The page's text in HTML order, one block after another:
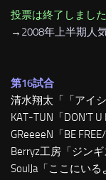
投票は終了しました
→ 2008年上半期人
第16試合
清水翔太「「アイシ
KAT-TUN「DON’T U
GReeeeN「BE
Berryz工房「ジンギ
SoulJa「ここにいる